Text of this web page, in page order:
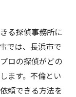
る探偵事務所に
では、長浜市で
ロの探偵がどの
ます。不倫とい
頼できる方法を